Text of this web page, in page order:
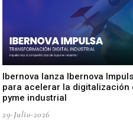
Ibernova lanza Ibernova
para acelerar la digitalización
pyme industrial
29-Julio-2026